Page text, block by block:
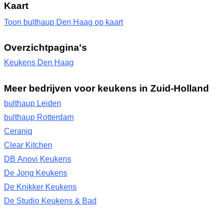
Kaart
Toon bulthaup Den Haag op kaart
Overzichtpagina's
Keukens Den Haag
Meer bedrijven voor keukens in Zuid-Holland
bulthaup Leiden
bulthaup Rotterdam
Ceraniq
Clear Kitchen
DB Anovi Keukens
De Jong Keukens
De Knikker Keukens
De Studio Keukens & Bad